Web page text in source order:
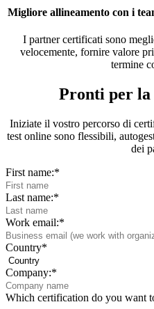
Migliore allineamento con i
I partner certificati sono
velocemente, fornire valore
termine
Pronti per
Iniziate il vostro percorso di
test online sono flessibili,
dei
First name:*
Last name:*
Work email:*
Country*
Company:*
Which certification do you want